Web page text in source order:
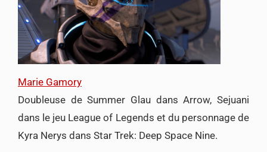
Marie Gamory
Doubleuse de Summer Glau dans Arrow, Sejuani
dans le jeu League of Legends et du personnage de
Kyra Nerys dans Star Trek: Deep Space Nine.